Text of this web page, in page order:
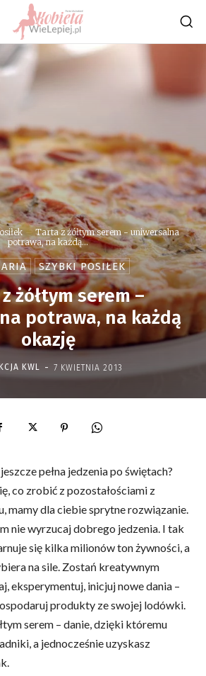
Tarta z żółtym serem - uniwersalna
potrawa, na każdą...
SZYBKI POSIŁEK
żółtym serem –
potrawa, na każdą
okazję
KWL - 7 KWIETNIA 2013
pełna jedzenia po świętach?
co zrobić z pozostałościami z
mamy dla ciebie sprytne rozwiązanie.
nie wyrzucaj dobrego jedzenia. I tak
się kilka milionów ton żywności, a
na sile. Zostań kreatywnym
eksperymentuj, inicjuj nowe dania –
produkty ze swojej lodówki.
serem – danie, dzięki któremu
a jednocześnie uzyskasz